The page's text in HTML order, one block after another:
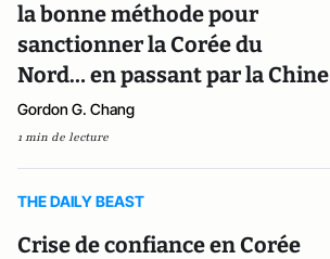
la bonne méthode pour
sanctionner la Corée du
Nord… en passant par la Chine
Gordon G. Chang
1 min de lecture
THE DAILY BEAST
Crise de confiance en Corée